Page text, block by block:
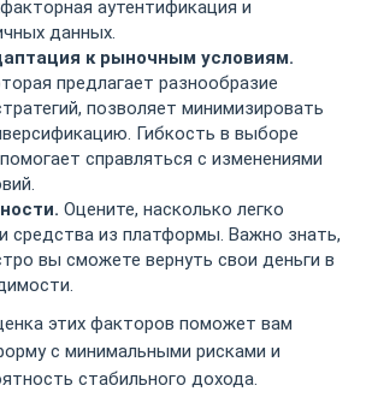
аутентификация и
данных.
к рыночным условиям.
предлагает разнообразие
позволяет минимизировать
Гибкость в выборе
справляться с изменениями
Оцените, насколько легко
средства из платформы. Важно знать,
вы сможете вернуть свои деньги в
этих факторов поможет вам
с минимальными рисками и
стабильного дохода.